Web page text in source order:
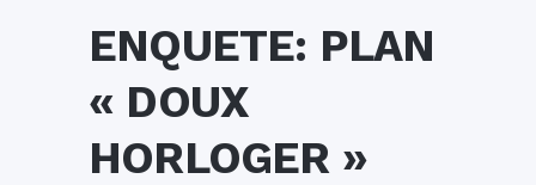
ENQUETE: PLAN
« DOUX
HORLOGER »